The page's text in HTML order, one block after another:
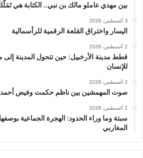
بين مهدي عاملو مالك بن نبي.. الكتابة هي
3 أغسطس، 2026
اليسار واختراق القلعة الرقمية للرأسمالية
2 أغسطس، 2026
قطط مدينة الأرخبيل: حين تتحول المدينة إلى
للإنسان
2 أغسطس، 2026
صوت المهمشين بين ناظم حكمت وفيض
2 أغسطس، 2026
سبتة وما وراء الحدود: الهجرة الجماعية
المغاربي